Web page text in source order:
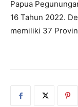
Papua
16 Tahun 2022.
memiliki 37